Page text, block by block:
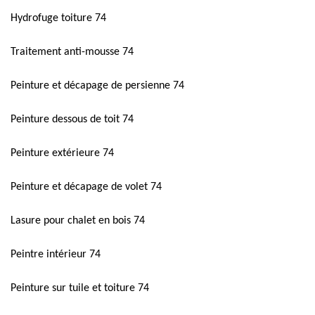
Hydrofuge toiture 74
Traitement anti-mousse 74
Peinture et décapage de persienne 74
Peinture dessous de toit 74
Peinture extérieure 74
Peinture et décapage de volet 74
Lasure pour chalet en bois 74
Peintre intérieur 74
Peinture sur tuile et toiture 74